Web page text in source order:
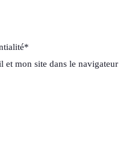
*
et mon site dans le navigateur